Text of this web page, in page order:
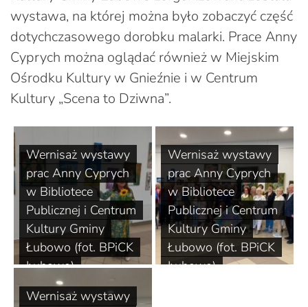
wystawa, na której można było zobaczyć część
dotychczasowego dorobku malarki. Prace Anny
Cyprych można oglądać również w Miejskim
Ośrodku Kultury w Gnieźnie i w Centrum
Kultury „Scena to Dziwna”.
Wernisaż wystawy
prac Anny Cyprych
w Bibliotece
Publicznej i Centrum
Kultury Gminy
Łubowo (fot. BPiCK
Łubowo)
Wernisaż wystawy
prac Anny Cyprych
w Bibliotece
Publicznej i Centrum
Kultury Gminy
Łubowo (fot. BPiCK
Łubowo)
Wernisaż wystawy